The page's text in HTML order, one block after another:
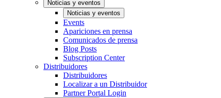
Noticias y eventos
Noticias y eventos
Events
Apariciones en prensa
Comunicados de prensa
Blog Posts
Subscription Center
Distribuidores
Distribuidores
Localizar a un Distribuidor
Partner Portal Login